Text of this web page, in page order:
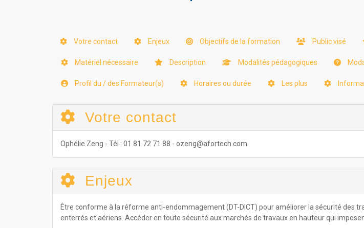
Votre contact Enjeux Objectifs de la formation Public visé
Matériel nécessaire Description Modalités pédagogiques
Profil du / des Formateur(s) Horaires ou durée Les plus
Votre contact
Ophélie Zeng - Tél : 01 81 72 71 88 - ozeng@afortech.com
Enjeux
Être conforme à la réforme anti-endommagement (DT-DICT) pour améliorer la sécurité des
enterrés et aériens. Accéder en toute sécurité aux marchés de travaux en hauteur qui